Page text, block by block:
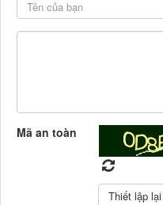
Mã an toàn